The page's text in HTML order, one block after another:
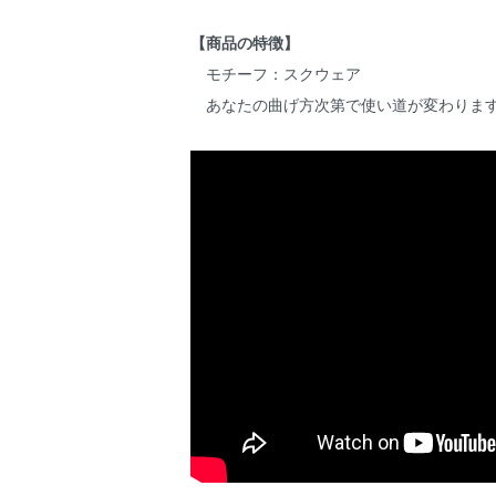
【商品の特徴】
モチーフ：スクウェア
あなたの曲げ方次第で使い道が変わりま